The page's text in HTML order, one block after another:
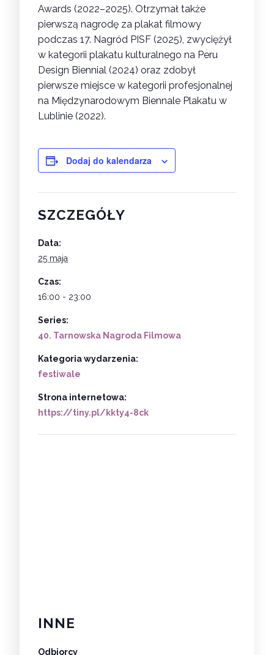
Awards (2022–2025). Otrzymał także
pierwszą nagrodę za plakat filmowy
podczas 17. Nagród PISF (2025), zwyciężył
w kategorii plakatu kulturalnego na Peru
Design Biennial (2024) oraz zdobył
pierwsze miejsce w kategorii profesjonalnej
na Międzynarodowym Biennale Plakatu w
Lublinie (2022).
Dodaj do kalendarza
SZCZEGÓŁY
Data:
25 maja
Czas:
16:00 - 23:00
Series:
40. Tarnowska Nagroda Filmowa
Kategoria wydarzenia:
festiwale
Strona internetowa:
https://tiny.pl/kkty4-8ck
INNE
Odbiorcy